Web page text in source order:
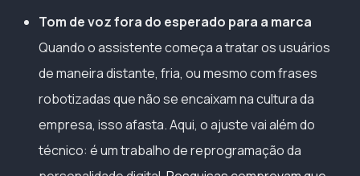
Tom de voz fora do esperado para a marca
Quando o assistente começa a tratar os usuários
de maneira distante, fria, ou mesmo com frases
robotizadas que não se encaixam na cultura da
empresa, isso afasta. Aqui, o ajuste vai além do
técnico: é um trabalho de reprogramação da